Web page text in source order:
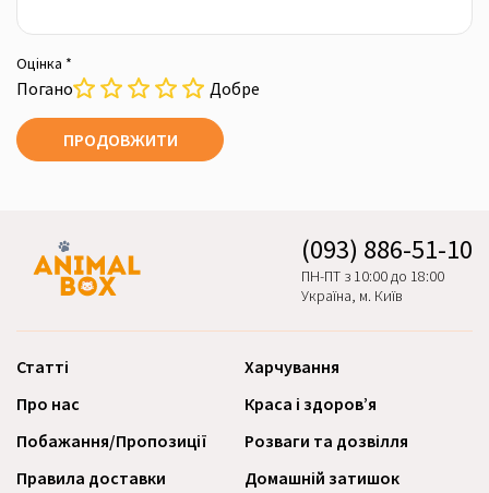
Оцінка *
Погано Добре
ПРОДОВЖИТИ
(093) 886-51-10
ПН-ПТ з 10:00 до 18:00
Україна, м. Київ
Статті
Про нас
Побажання/Пропозиції
Правила доставки
Харчування
Краса і здоров’я
Розваги та дозвілля
Домашній затишок